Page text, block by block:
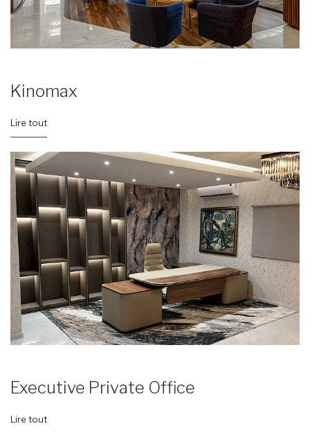
Kinomax
Lire tout
Executive Private Office
Lire tout